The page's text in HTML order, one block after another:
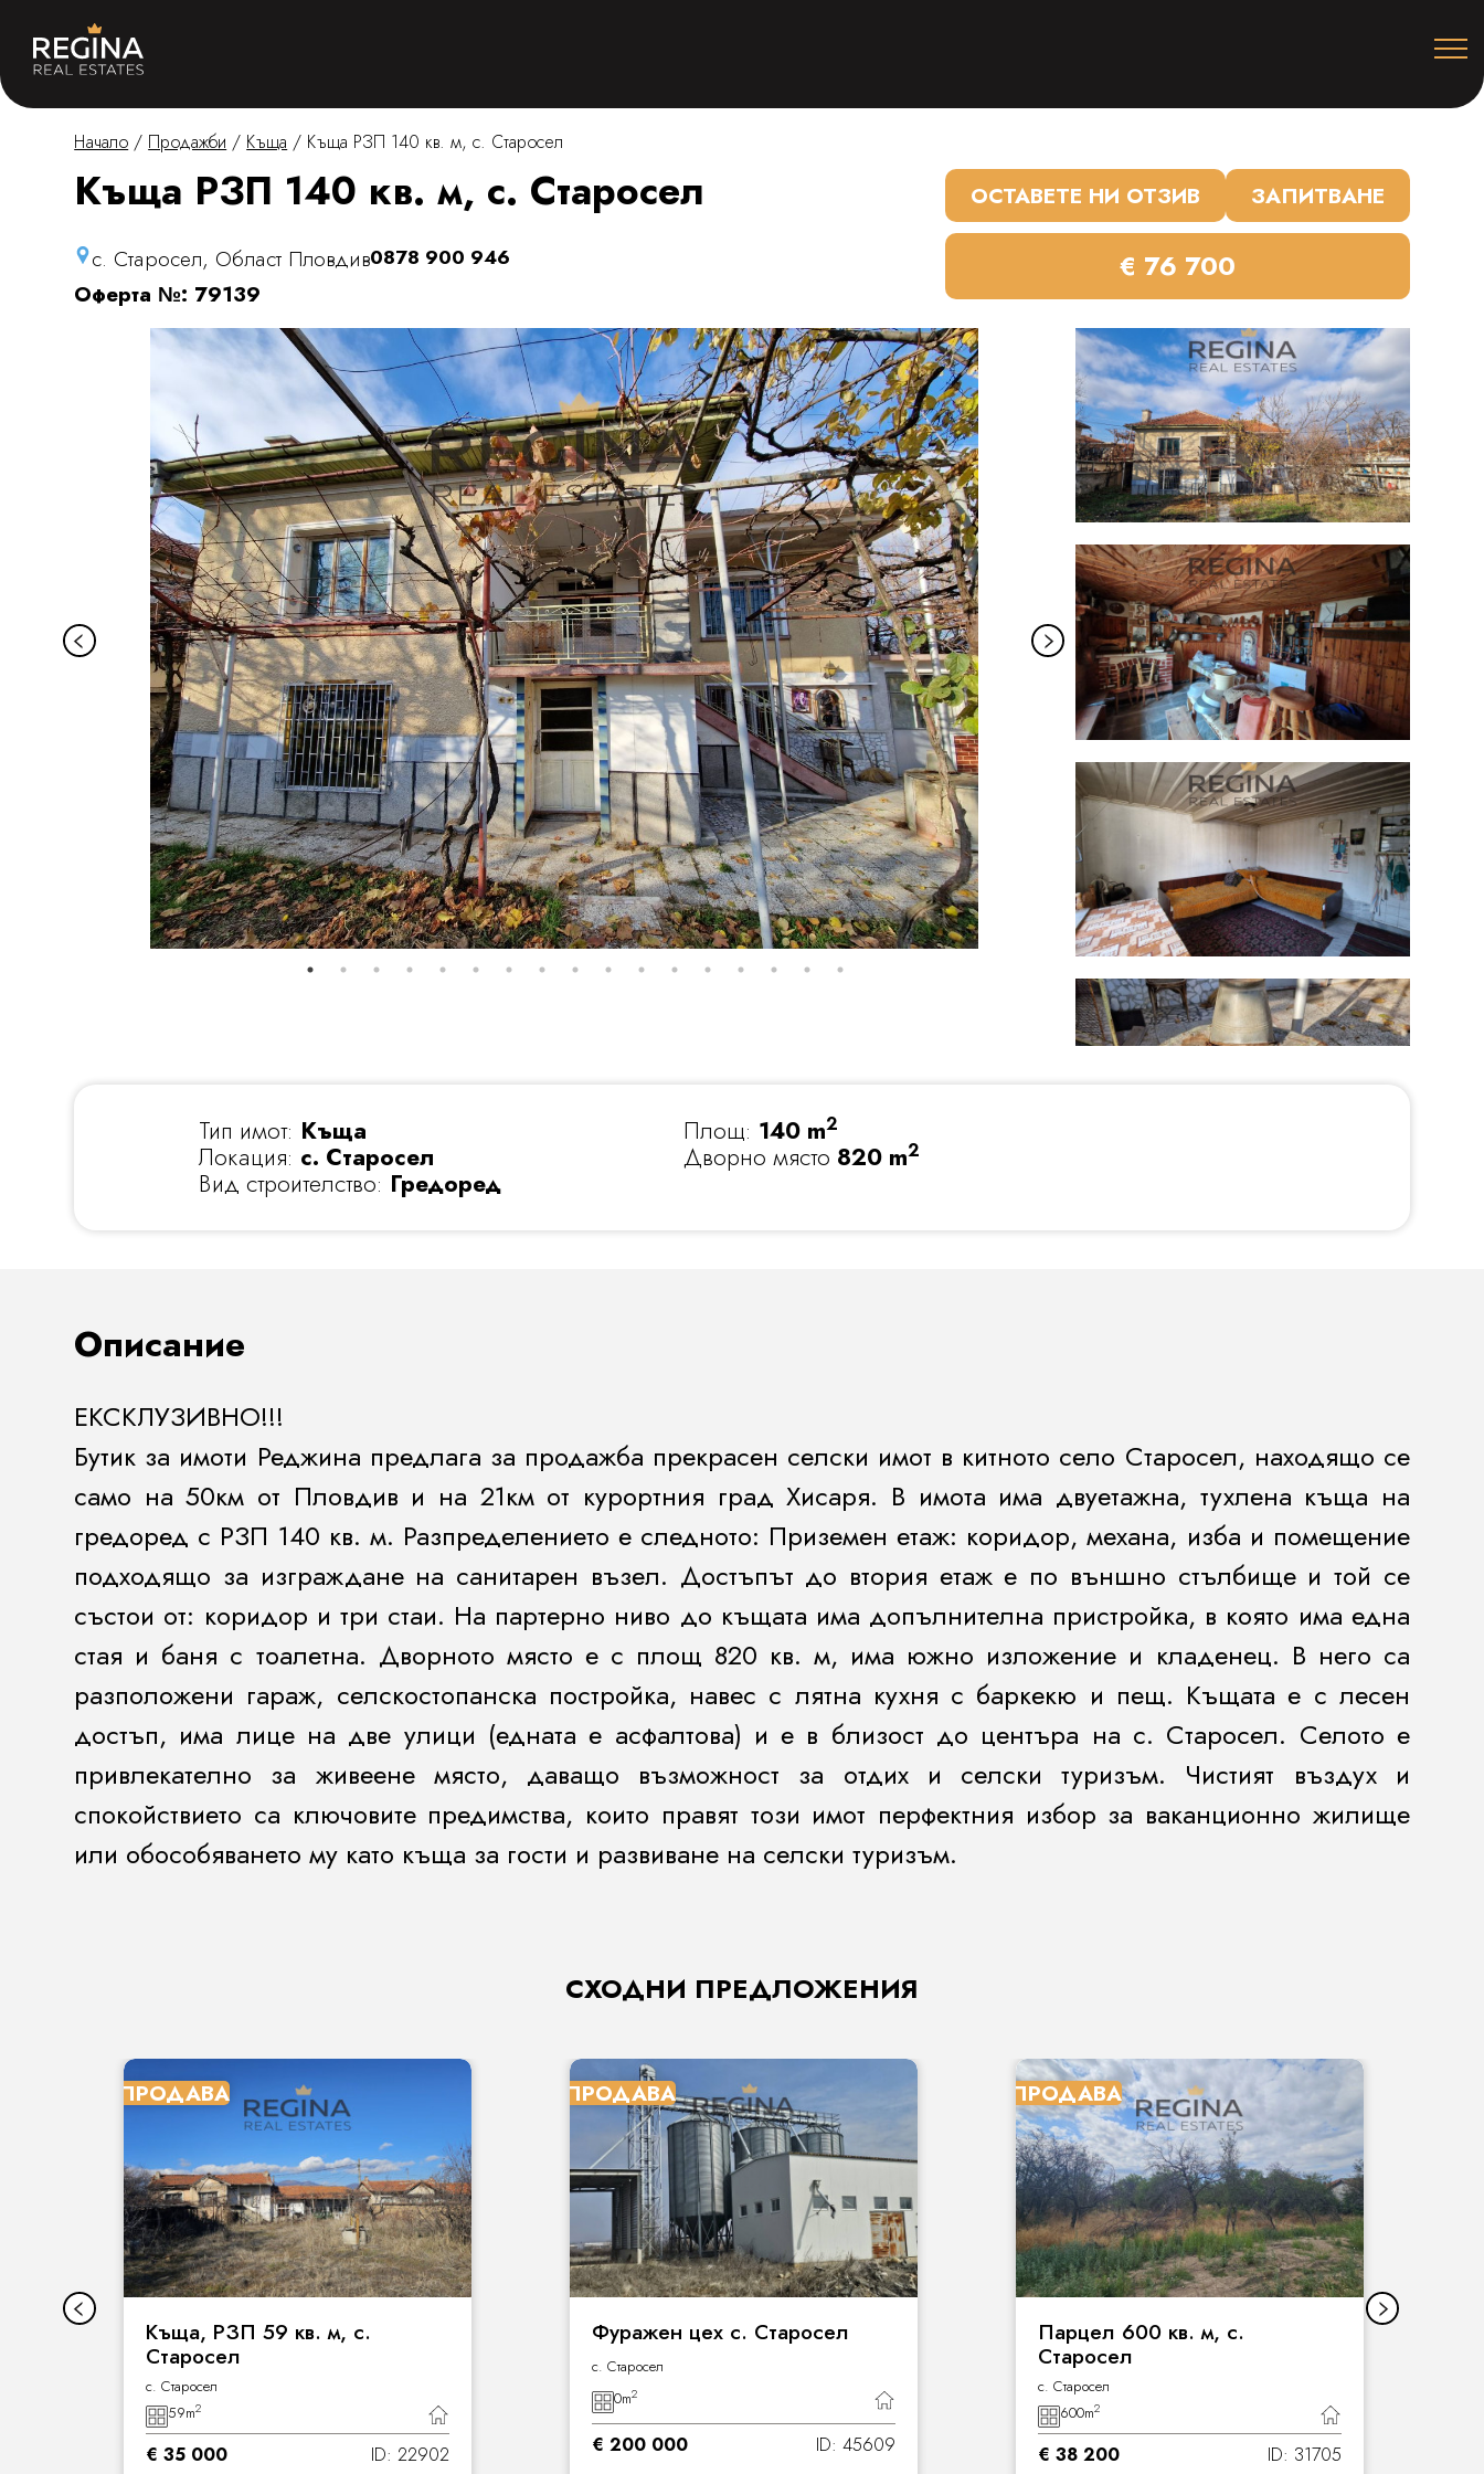
Начало / Продажби / Къща / Къща РЗП 140 кв. м, с. Старосел
Къща РЗП 140 кв. м, с. Старосел
с. Старосел, Област Пловдив0878 900 946
Оферта №: 79139
ОСТАВЕТЕ НИ ОТЗИВ ЗАПИТВАНЕ
€ 76 700
Тип имот: Къща
Локация: с. Старосел
Вид строителство: Гредоред
Площ: 140 m2
Дворно място 820 m2
Описание
ЕКСКЛУЗИВНО!!!
Бутик за имоти Реджина предлага за продажба прекрасен селски имот в китното село Старосел, находящо се
само на 50км от Пловдив и на 21км от курортния град Хисаря. В имота има двуетажна, тухлена къща на
гредоред с РЗП 140 кв. м. Разпределението е следното: Приземен етаж: коридор, механа, изба и помещение
подходящо за изграждане на санитарен възел. Достъпът до втория етаж е по външно стълбище и той се
състои от: коридор и три стаи. На партерно ниво до къщата има допълнителна пристройка, в която има една
стая и баня с тоалетна. Дворното място е с площ 820 кв. м, има южно изложение и кладенец. В него са
разположени гараж, селскостопанска постройка, навес с лятна кухня с баркекю и пещ. Къщата е с лесен
достъп, има лице на две улици (едната е асфалтова) и е в близост до центъра на с. Старосел. Селото е
привлекателно за живеене място, даващо възможност за отдих и селски туризъм. Чистият въздух и
спокойствието са ключовите предимства, които правят този имот перфектния избор за ваканционно жилище
или обособяването му като къща за гости и развиване на селски туризъм.
СХОДНИ ПРЕДЛОЖЕНИЯ
ПРОДАВА
Къща, РЗП 59 кв. м, с.
Старосел
с. Старосел
59m2
€ 35 000 ID: 22902
ПРОДАВА
Фуражен цех с. Старосел
с. Старосел
0m2
€ 200 000 ID: 45609
ПРОДАВА
Парцел 600 кв. м, с.
Старосел
с. Старосел
600m2
€ 38 200 ID: 31705